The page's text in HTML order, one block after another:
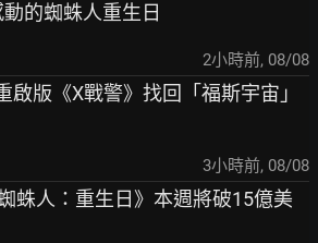
的蜘蛛人重生日
2小時前, 08/08
啟版《X戰警》找回「福斯宇宙」
3小時前, 08/08
蛛人：重生日》本週將破15億美